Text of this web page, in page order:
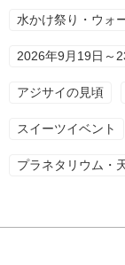
水かけ祭り・ウォ
2026年9月19日～
アジサイの見頃
スイーツイベント
プラネタリウム・